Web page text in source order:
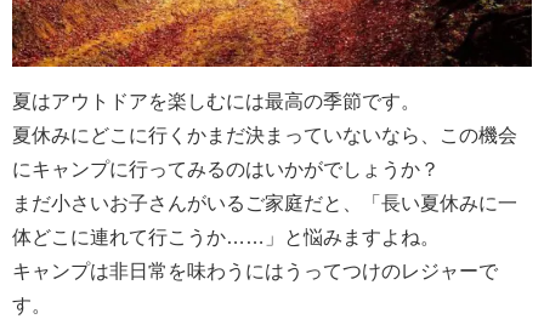
夏はアウトドアを楽しむには最高の季節です。
夏休みにどこに行くかまだ決まっていないなら、この機会
にキャンプに行ってみるのはいかがでしょうか？
まだ小さいお子さんがいるご家庭だと、「長い夏休みに一
体どこに連れて行こうか……」と悩みますよね。
キャンプは非日常を味わうにはうってつけのレジャーで
す。